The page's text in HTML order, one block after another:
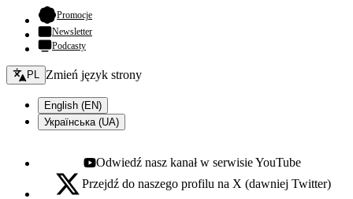
Promocje- otwiera się w nowej karcie
Newsletter
Podcasty
Zmień język - bieżący:
PL Zmień język strony
English (EN)
Українська (UA)
Youtube - otwiera się w nowej karcie
Odwiedź nasz kanał w serwisie YouTube
X - otwiera się w nowej karcie
Przejdź do naszego profilu na X (dawniej Twitter)